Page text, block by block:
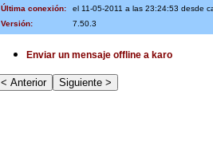
Última conexión:
el 11-05-2011 a las 23:24:53 desde
Versión:
7.50.3
Enviar un mensaje offline a karo